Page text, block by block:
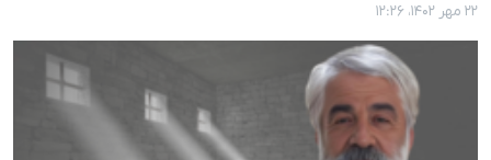
۲۲ مهر ۱۴۰۲، ۱۲:۲۶